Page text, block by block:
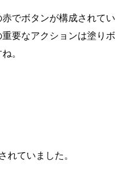
でボタンが構成されてい
要なアクションは塗りボ
。
ていました。